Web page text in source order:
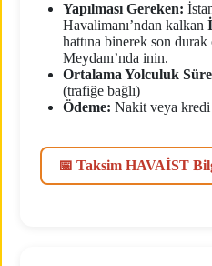
Yapılması Gereken:
Havalimanı’ndan kalkan
hattına binerek son
Meydanı’nda inin.
Ortalama Yolculuk
(trafiğe bağlı)
Ödeme: Nakit veya kredi
📅 Taksim HAVAİST